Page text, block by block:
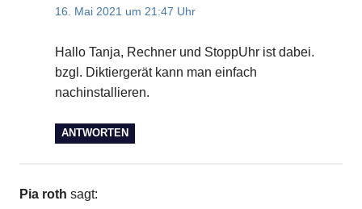
16. Mai 2021 um 21:47 Uhr
Hallo Tanja, Rechner und StoppUhr ist dabei.
bzgl. Diktiergerät kann man einfach
nachinstallieren.
ANTWORTEN
Pia roth sagt: